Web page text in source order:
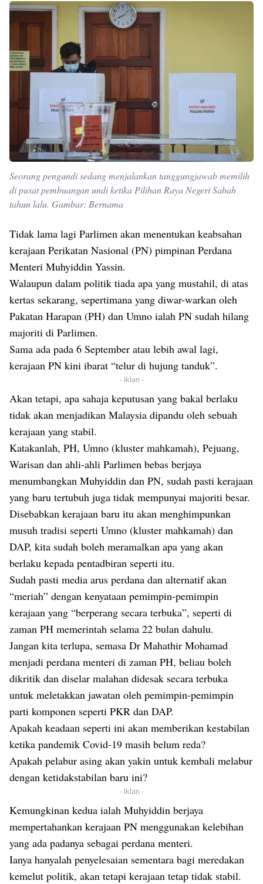
Seorang pengundi sedang menjalankan tanggungjawab memilih
di pusat pembuangan undi ketika Pilihan Raya Negeri Sabah
tahun lalu. Gambar: Bernama
Tidak lama lagi Parlimen akan menentukan keabsahan
kerajaan Perikatan Nasional (PN) pimpinan Perdana
Menteri Muhyiddin Yassin.
Walaupun dalam politik tiada apa yang mustahil, di atas
kertas sekarang, sepertimana yang diwar-warkan oleh
Pakatan Harapan (PH) dan Umno ialah PN sudah hilang
majoriti di Parlimen.
Sama ada pada 6 September atau lebih awal lagi,
kerajaan PN kini ibarat “telur di hujung tanduk”.
- Iklan -
Akan tetapi, apa sahaja keputusan yang bakal berlaku
tidak akan menjadikan Malaysia dipandu oleh sebuah
kerajaan yang stabil.
Katakanlah, PH, Umno (kluster mahkamah), Pejuang,
Warisan dan ahli-ahli Parlimen bebas berjaya
menumbangkan Muhyiddin dan PN, sudah pasti kerajaan
yang baru tertubuh juga tidak mempunyai majoriti besar.
Disebabkan kerajaan baru itu akan menghimpunkan
musuh tradisi seperti Umno (kluster mahkamah) dan
DAP, kita sudah boleh meramalkan apa yang akan
berlaku kepada pentadbiran seperti itu.
Sudah pasti media arus perdana dan alternatif akan
“meriah” dengan kenyataan pemimpin-pemimpin
kerajaan yang “berperang secara terbuka”, seperti di
zaman PH memerintah selama 22 bulan dahulu.
Jangan kita terlupa, semasa Dr Mahathir Mohamad
menjadi perdana menteri di zaman PH, beliau boleh
dikritik dan diselar malahan didesak secara terbuka
untuk meletakkan jawatan oleh pemimpin-pemimpin
parti komponen seperti PKR dan DAP.
Apakah keadaan seperti ini akan memberikan kestabilan
ketika pandemik Covid-19 masih belum reda?
Apakah pelabur asing akan yakin untuk kembali melabur
dengan ketidakstabilan baru ini?
- Iklan -
Kemungkinan kedua ialah Muhyiddin berjaya
mempertahankan kerajaan PN menggunakan kelebihan
yang ada padanya sebagai perdana menteri.
Ianya hanyalah penyelesaian sementara bagi meredakan
kemelut politik, akan tetapi kerajaan tetap tidak stabil.